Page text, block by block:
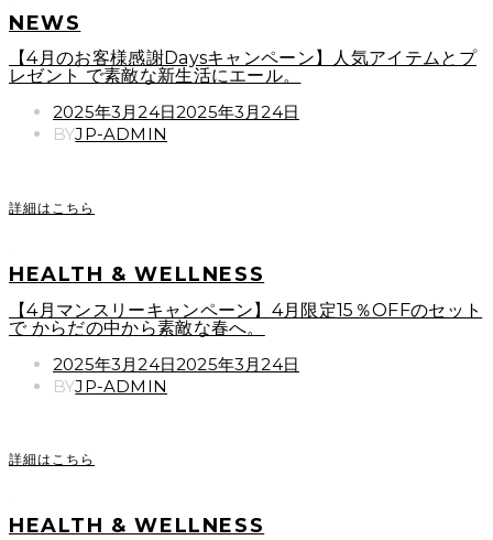
NEWS
【4月のお客様感謝Daysキャンペーン】人気アイテムとプ
レゼント で素敵な新生活にエール。
POSTED
ON
2025年3月24日2025年3月24日
BYJP-ADMIN
詳細はこちら
HEALTH & WELLNESS
【4月マンスリーキャンペーン】4月限定15％OFFのセット
で からだの中から素敵な春へ。
POSTED
ON
2025年3月24日2025年3月24日
BYJP-ADMIN
詳細はこちら
HEALTH & WELLNESS